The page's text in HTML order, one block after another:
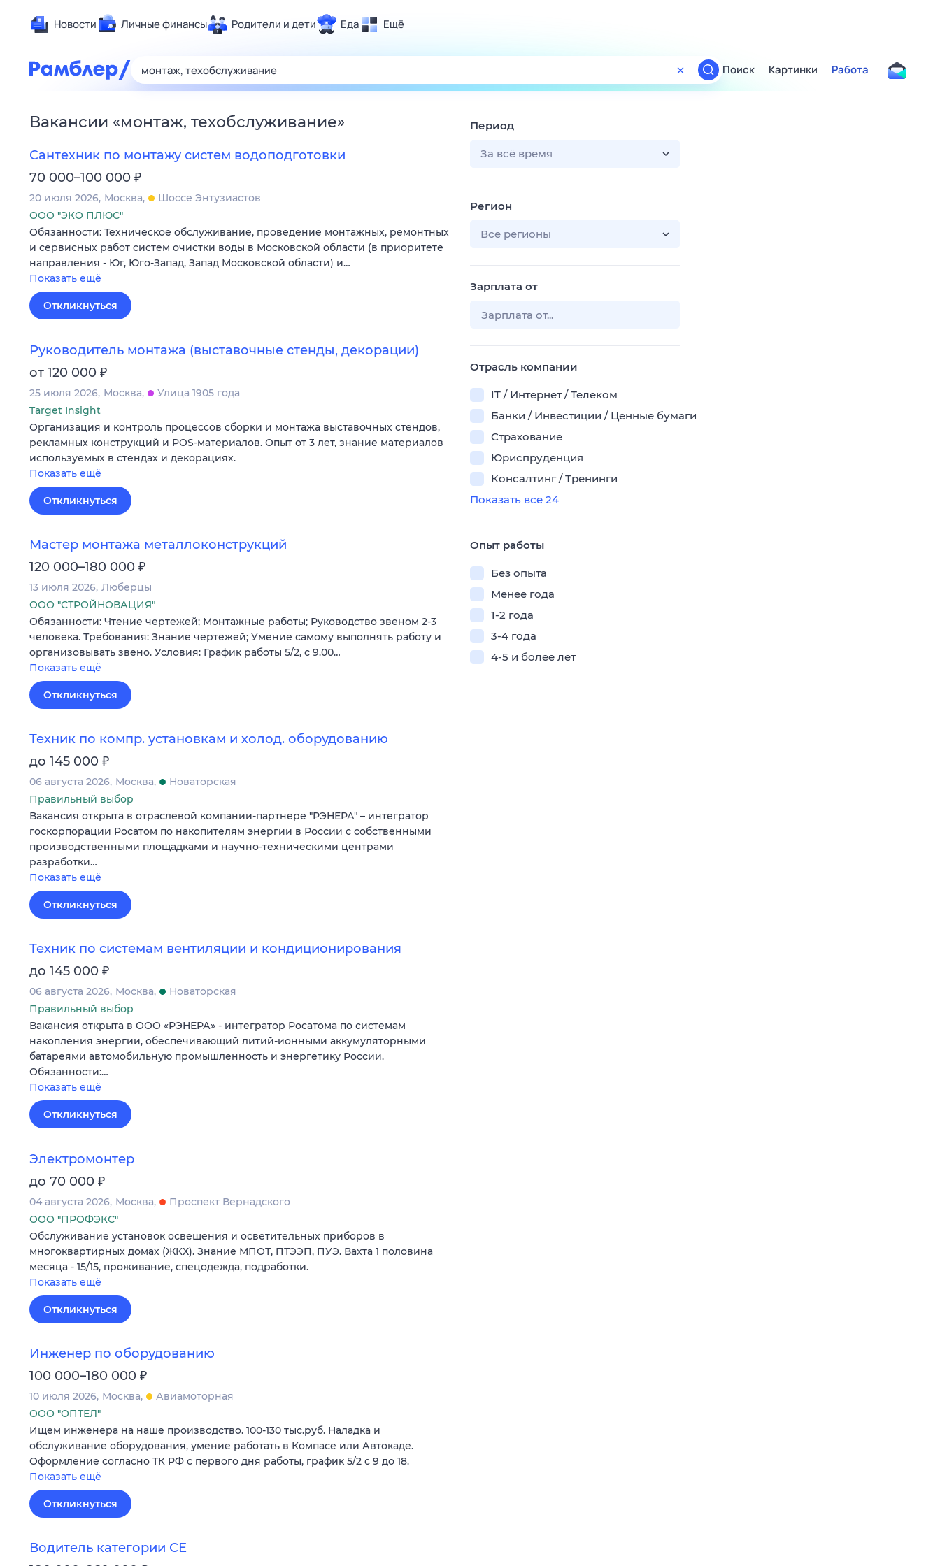
Новости Личные финансы Родители и дети Еда Ещё
Здоровье
Развлечения и отдых
Спорт
Карьера
Сберегаем вместе
Гороскопы
Поиск
ТВ-программа
Поиск Картинки Работа
Вакансии «монтаж, техобслуживание»
Сантехник по монтажу систем водоподготовки
70 000–100 000 ₽
20 июля 2026 Москва
Шоссе Энтузиастов
ООО "ЭКО ПЛЮС"
Обязанности: Техническое обслуживание, проведение монтажных, ремонтных
и сервисных работ систем очистки воды в Московской области (в приоритете
направления - Юг, Юго-Запад, Запад Московской области) и…
Показать ещё
Откликнуться
Руководитель монтажа (выставочные стенды, декорации)
от 120 000 ₽
25 июля 2026 Москва
Улица 1905 года
Target Insight
Организация и контроль процессов сборки и монтажа выставочных стендов,
рекламных конструкций и POS-материалов. Опыт от 3 лет, знание материалов
используемых в стендах и декорациях.
Показать ещё
Откликнуться
Мастер монтажа металлоконструкций
120 000–180 000 ₽
13 июля 2026 Люберцы
ООО "СТРОЙНОВАЦИЯ"
Обязанности: Чтение чертежей; Монтажные работы; Руководство звеном 2-3
человека. Требования: Знание чертежей; Умение самому выполнять работу и
организовывать звено. Условия: График работы 5/2, с 9.00…
Показать ещё
Откликнуться
Техник по компр. установкам и холод. оборудованию
до 145 000 ₽
06 августа 2026 Москва
Новаторская
Правильный выбор
Вакансия открыта в отраслевой компании-партнере "РЭНЕРА" – интегратор
госкорпорации Росатом по накопителям энергии в России с собственными
производственными площадками и научно-техническими центрами
разработки…
Показать ещё
Откликнуться
Техник по системам вентиляции и кондиционирования
до 145 000 ₽
06 августа 2026 Москва
Новаторская
Правильный выбор
Вакансия открыта в ООО «РЭНЕРА» - интегратор Росатома по системам
накопления энергии, обеспечивающий литий-ионными аккумуляторными
батареями автомобильную промышленность и энергетику России.
Обязанности:…
Показать ещё
Откликнуться
Электромонтер
до 70 000 ₽
04 августа 2026 Москва
Проспект Вернадского
ООО "ПРОФЭКС"
Обслуживание установок освещения и осветительных приборов в
многоквартирных домах (ЖКХ). Знание МПОТ, ПТЭЭП, ПУЭ. Вахта 1 половина
месяца - 15/15, проживание, спецодежда, подработки.
Показать ещё
Откликнуться
Инженер по оборудованию
100 000–180 000 ₽
10 июля 2026 Москва
Авиамоторная
ООО "ОПТЕЛ"
Ищем инженера на наше производство. 100-130 тыс.руб. Наладка и
обслуживание оборудования, умение работать в Компасе или Автокаде.
Оформление согласно ТК РФ с первого дня работы, график 5/2 с 9 до 18.
Показать ещё
Откликнуться
Водитель категории СЕ
Период
За всё время
Регион
Все регионы
Зарплата от
Отрасль компании
IT / Интернет / Телеком
Банки / Инвестиции / Ценные бумаги
Страхование
Юриспруденция
Консалтинг / Тренинги
Показать все 24
Опыт работы
Без опыта
Менее года
1-2 года
3-4 года
4-5 и более лет